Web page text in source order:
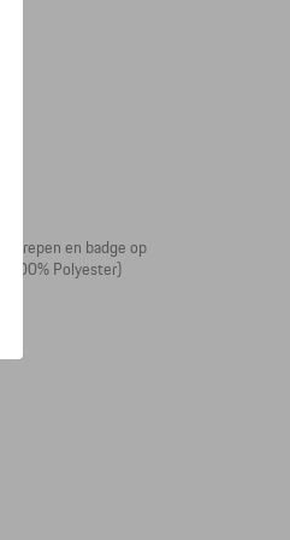
strepen en badge op
100% Polyester)